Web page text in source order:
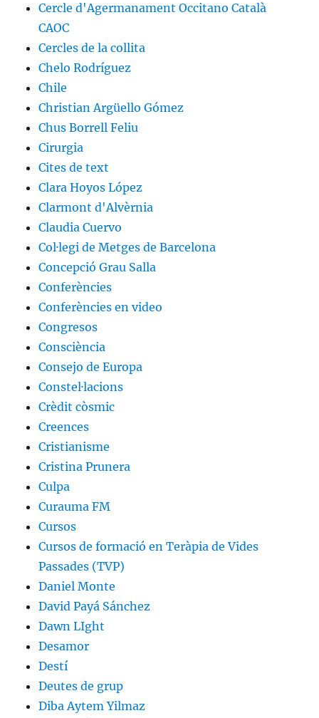
Cercle d'Agermanament Occitano Català
CAOC
Cercles de la collita
Chelo Rodríguez
Chile
Christian Argüello Gómez
Chus Borrell Feliu
Cirurgia
Cites de text
Clara Hoyos López
Clarmont d'Alvèrnia
Claudia Cuervo
Col·legi de Metges de Barcelona
Concepció Grau Salla
Conferències
Conferències en video
Congresos
Consciència
Consejo de Europa
Constel·lacions
Crèdit còsmic
Creences
Cristianisme
Cristina Prunera
Culpa
Curauma FM
Cursos
Cursos de formació en Teràpia de Vides
Passades (TVP)
Daniel Monte
David Payá Sánchez
Dawn LIght
Desamor
Destí
Deutes de grup
Diba Aytem Yilmaz